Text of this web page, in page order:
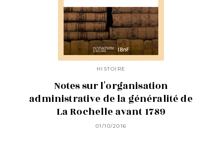
HISTOIRE
Notes sur l'organisation
administrative de la généralité de
La Rochelle avant 1789
01/10/2016